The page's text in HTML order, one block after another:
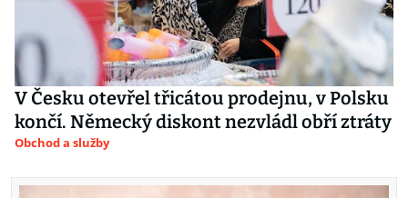
V Česku otevřel třicátou prodejnu, v Polsku
končí. Německý diskont nezvládl obří ztráty
Obchod a služby